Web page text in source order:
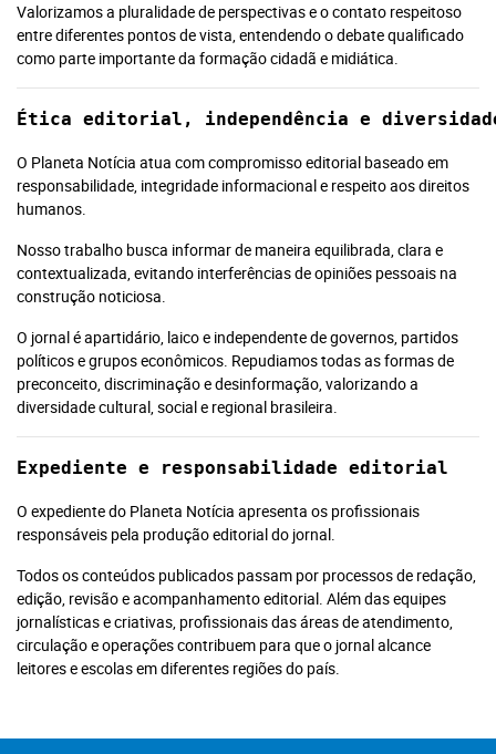
Valorizamos a pluralidade de perspectivas e o contato respeitoso
entre diferentes pontos de vista, entendendo o debate qualificado
como parte importante da formação cidadã e midiática.
Ética editorial, independência e
O Planeta Notícia atua com compromisso editorial baseado em
responsabilidade, integridade informacional e respeito aos direitos
humanos.
Nosso trabalho busca informar de maneira equilibrada, clara e
contextualizada, evitando interferências de opiniões pessoais na
construção noticiosa.
O jornal é apartidário, laico e independente de governos, partidos
políticos e grupos econômicos. Repudiamos todas as formas de
preconceito, discriminação e desinformação, valorizando a
diversidade cultural, social e regional brasileira.
Expediente e responsabilidade editorial
O expediente do Planeta Notícia apresenta os profissionais
responsáveis pela produção editorial do jornal.
Todos os conteúdos publicados passam por processos de redação,
edição, revisão e acompanhamento editorial. Além das equipes
jornalísticas e criativas, profissionais das áreas de atendimento,
circulação e operações contribuem para que o jornal alcance
leitores e escolas em diferentes regiões do país.